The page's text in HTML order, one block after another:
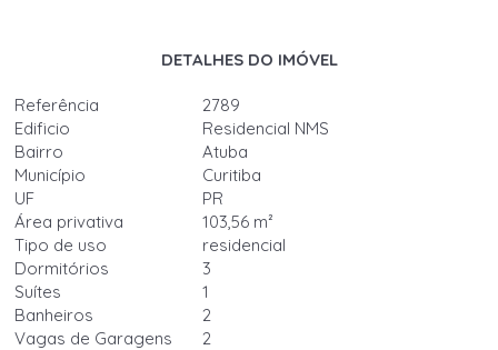
DETALHES DO IMÓVEL
Referência
2789
Edificio
Residencial NMS
Bairro
Atuba
Município
Curitiba
UF
PR
Área privativa
103,56 m²
Tipo de uso
residencial
Dormitórios
3
Suítes
1
Banheiros
2
Vagas de Garagens
2